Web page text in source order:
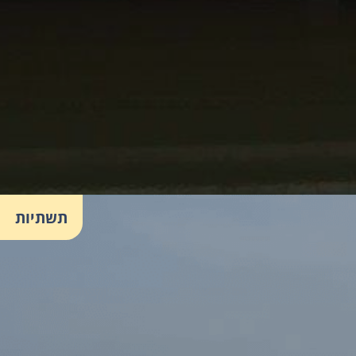
תשתיות